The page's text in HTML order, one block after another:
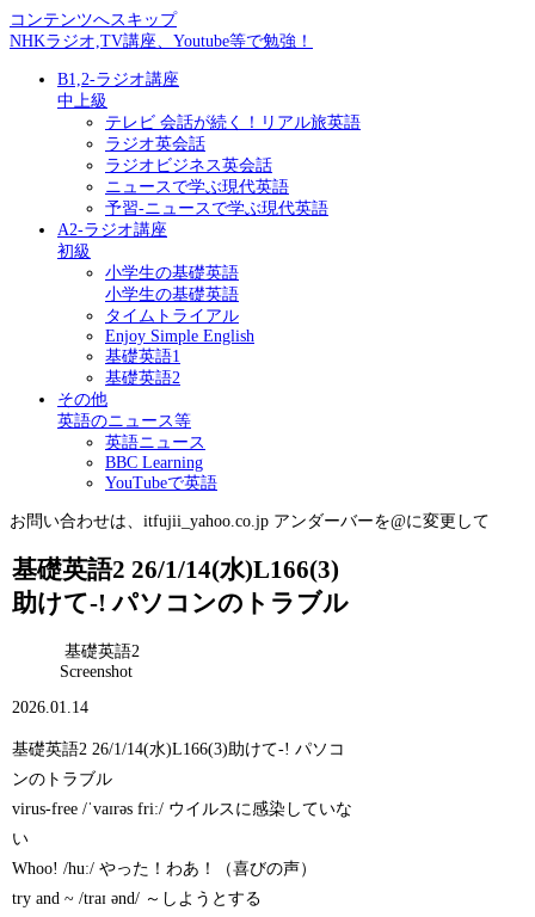
コンテンツへスキップ
NHKラジオ,TV講座、Youtube等で勉強！
B1,2-ラジオ講座
中上級
テレビ 会話が続く！リアル旅英語
ラジオ英会話
ラジオビジネス英会話
ニュースで学ぶ現代英語
予習-ニュースで学ぶ現代英語
A2-ラジオ講座
初級
小学生の基礎英語
小学生の基礎英語
タイムトライアル
Enjoy Simple English
基礎英語1
基礎英語2
その他
英語のニュース等
英語ニュース
BBC Learning
YouTubeで英語
お問い合わせは、itfujii_yahoo.co.jp アンダーバーを@に変更して
基礎英語2 26/1/14(水)L166(3)
助けて-! パソコンのトラブル
基礎英語2
Screenshot
2026.01.14
基礎英語2 26/1/14(水)L166(3)助けて-! パソコ
ンのトラブル
virus-free /ˈvaɪrəs friː/ ウイルスに感染していな
い
Whoo! /huː/ やった！わあ！（喜びの声）
try and ~ /traɪ ənd/ ～しようとする